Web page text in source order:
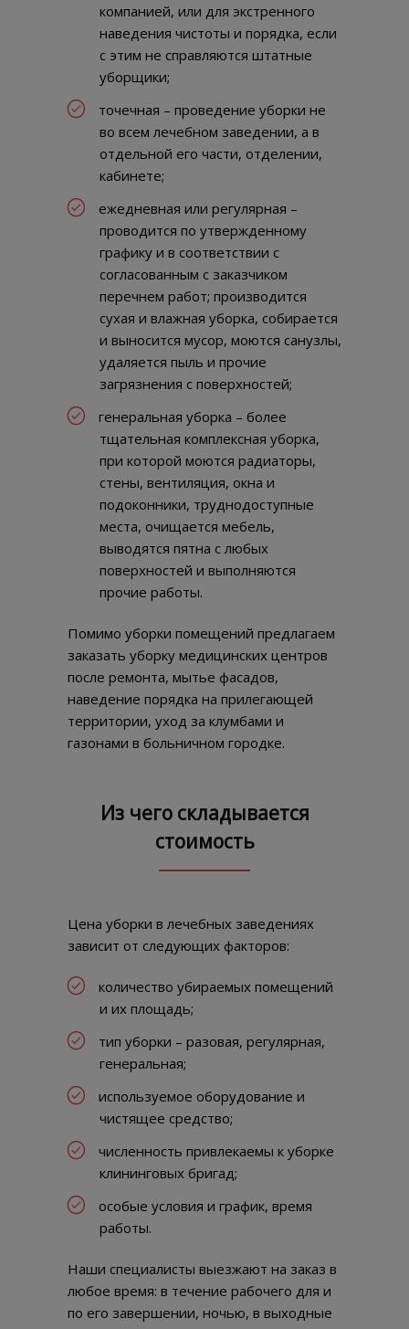
компанией, или для экстренного
наведения чистоты и порядка, если
с этим не справляются штатные
уборщики;
точечная – проведение уборки не
во всем лечебном заведении, а в
отдельной его части, отделении,
кабинете;
ежедневная или регулярная –
проводится по утвержденному
графику и в соответствии с
согласованным с заказчиком
перечнем работ; производится
сухая и влажная уборка, собирается
и выносится мусор, моются санузлы,
удаляется пыль и прочие
загрязнения с поверхностей;
генеральная уборка – более
тщательная комплексная уборка,
при которой моются радиаторы,
стены, вентиляция, окна и
подоконники, труднодоступные
места, очищается мебель,
выводятся пятна с любых
поверхностей и выполняются
прочие работы.
Помимо уборки помещений предлагаем
заказать уборку медицинских центров
после ремонта, мытье фасадов,
наведение порядка на прилегающей
территории, уход за клумбами и
газонами в больничном городке.
Из чего складывается
стоимость
Цена уборки в лечебных заведениях
зависит от следующих факторов:
количество убираемых помещений
и их площадь;
тип уборки – разовая, регулярная,
генеральная;
используемое оборудование и
чистящее средство;
численность привлекаемы к уборке
клининговых бригад;
особые условия и график, время
работы.
Наши специалисты выезжают на заказ в
любое время: в течение рабочего для и
по его завершении, ночью, в выходные